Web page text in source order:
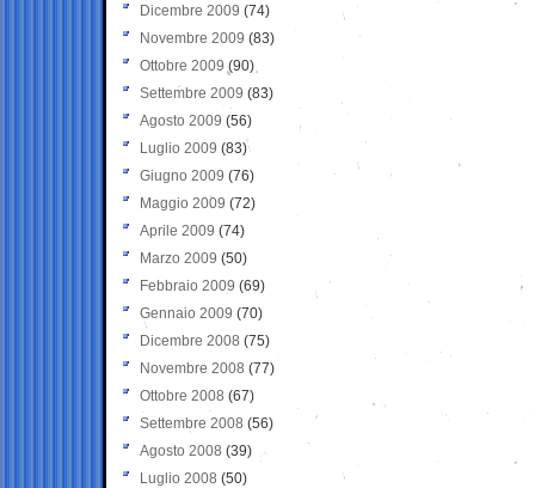
Dicembre 2009 (74)
Novembre 2009 (83)
Ottobre 2009 (90)
Settembre 2009 (83)
Agosto 2009 (56)
Luglio 2009 (83)
Giugno 2009 (76)
Maggio 2009 (72)
Aprile 2009 (74)
Marzo 2009 (50)
Febbraio 2009 (69)
Gennaio 2009 (70)
Dicembre 2008 (75)
Novembre 2008 (77)
Ottobre 2008 (67)
Settembre 2008 (56)
Agosto 2008 (39)
Luglio 2008 (50)